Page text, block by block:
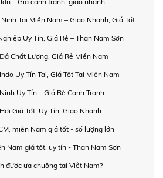
Tại Miền Nam – Giao Nhanh, Giá Tốt
Uy Tín, Giá Rẻ – Than Nam Sơn
Chất Lượng, Giá Rẻ Miền Nam
Uy Tín Tại, Giá Tốt Tại Miền Nam
Uy Tín – Giá Rẻ Cạnh Tranh
Giá Tốt, Uy Tín, Giao Nhanh
miền Nam giá tốt - số lượng lớn
Nam giá tốt, uy tín - Than Nam Sơn
được ưa chuộng tại Việt Nam?